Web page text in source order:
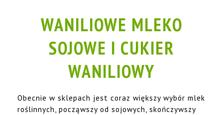
WANILIOWE MLEKO
SOJOWE I CUKIER
WANILIOWY
Obecnie w sklepach jest coraz większy wybór mlek
roślinnych, począwszy od sojowych, skończywszy